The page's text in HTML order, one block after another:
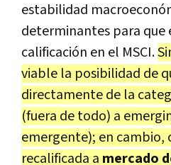
estabilidad
determinantes para que
calificación en el MSCI.
viable la posibilidad de
directamente de la
(fuera de todo) a
emergente); en cambio,
recalificada a mercado